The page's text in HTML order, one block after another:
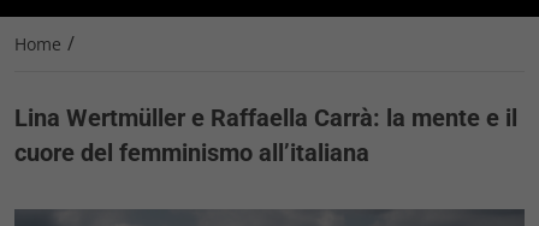
Home /
Lina Wertmüller e Raffaella Carrà: la mente e il
cuore del femminismo all’italiana